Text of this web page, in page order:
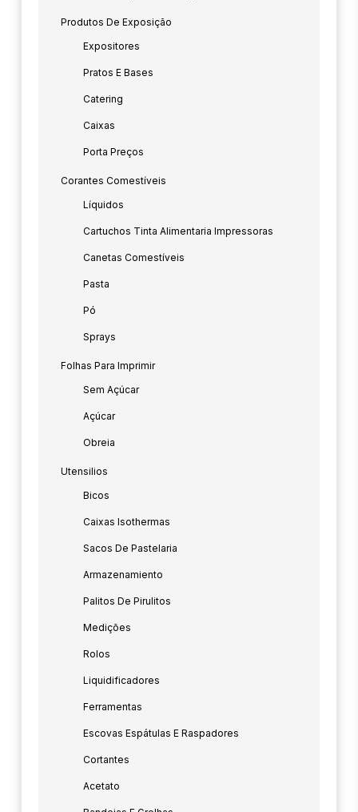
Produtos De Exposição
Expositores
Pratos E Bases
Catering
Caixas
Porta Preços
Corantes Comestíveis
Líquidos
Cartuchos Tinta Alimentaria Impressoras
Canetas Comestíveis
Pasta
Pó
Sprays
Folhas Para Imprimir
Sem Açúcar
Açúcar
Obreia
Utensilios
Bicos
Caixas Isothermas
Sacos De Pastelaria
Armazenamiento
Palitos De Pirulitos
Medições
Rolos
Liquidificadores
Ferramentas
Escovas Espátulas E Raspadores
Cortantes
Acetato